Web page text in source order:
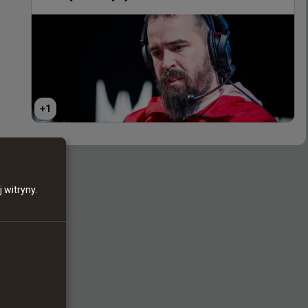
+1
witryny.